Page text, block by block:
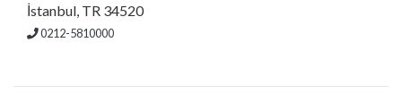
İstanbul, TR 34520
0212-5810000